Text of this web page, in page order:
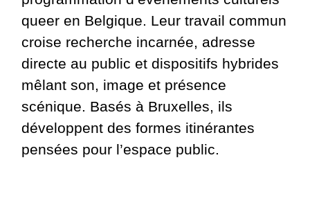
queer en Belgique. Leur travail commun
croise recherche incarnée, adresse
directe au public et dispositifs hybrides
mêlant son, image et présence
scénique. Basés à Bruxelles, ils
développent des formes itinérantes
pensées pour l’espace public.